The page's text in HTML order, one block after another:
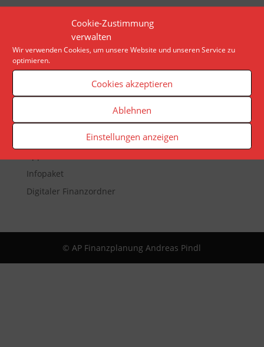
Cookie-Zustimmung
verwalten
Wir verwenden Cookies, um unsere Website und unseren Service zu
optimieren.
Cookies akzeptieren
Ablehnen
Einstellungen anzeigen
In den USA beantragten mehr Personen als erwartet
Arbeitslosenhilfe, was den Börsen etwas Auftrieb
gibt. Der S&P 500 nähert sich einem Rekordhoch.
Newsletter
Infopaket
Digitaler Finanzordner
© AP Finanzplanung Andreas Pindl